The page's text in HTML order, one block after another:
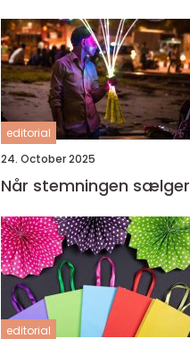
editorial
24. October 2025
Når stemningen sælger
editorial